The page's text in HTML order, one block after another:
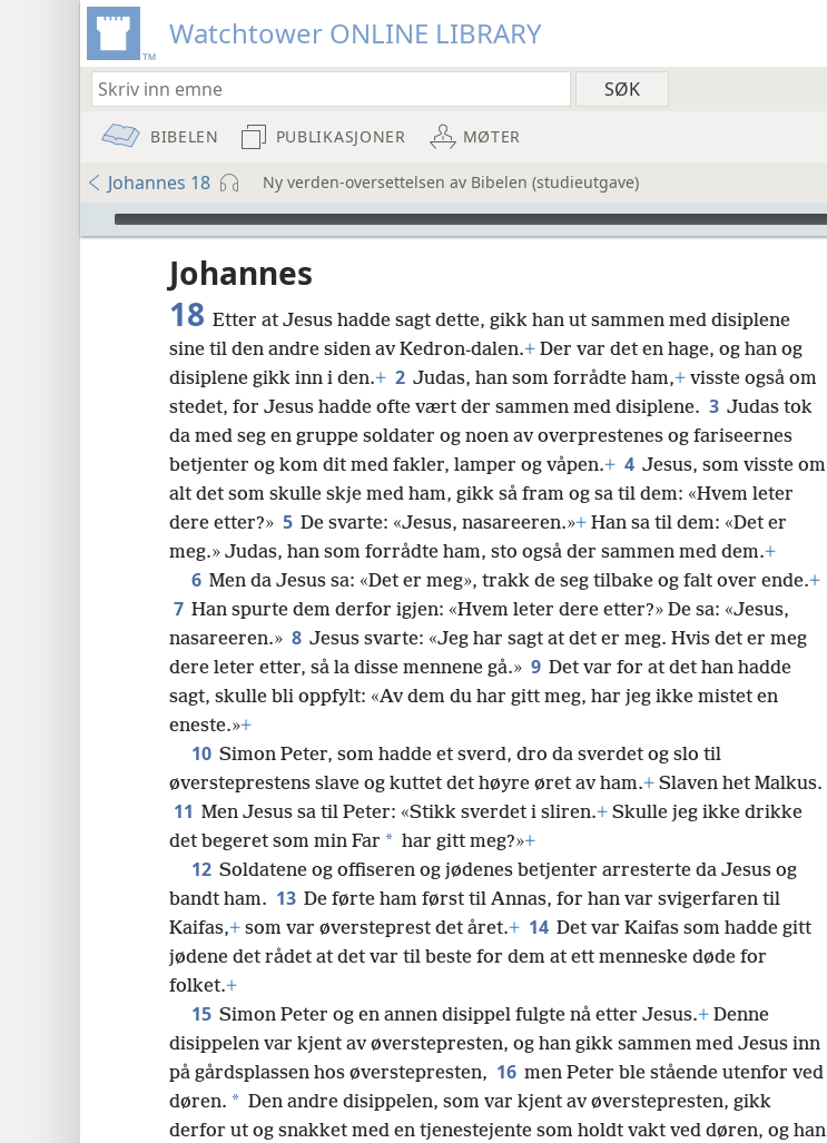
Watchtower ONLINE LIBRARY
BIBELEN PUBLIKASJONER MØTER
Johannes 18 Ny verden-oversettelsen av Bibelen (studieutgave)
Audio Player
Johannes
18 Etter at Jesus hadde sagt dette, gikk han ut sammen med disiplene
sine til den andre siden av Kedron-dalen.+ Der var det en hage, og han og
disiplene gikk inn i den.+ 2 Judas, han som forrådte ham,+ visste også om
stedet, for Jesus hadde ofte vært der sammen med disiplene. 3 Judas tok
da med seg en gruppe soldater og noen av overprestenes og fariseernes
betjenter og kom dit med fakler, lamper og våpen.+ 4 Jesus, som visste om
alt det som skulle skje med ham, gikk så fram og sa til dem: «Hvem leter
dere etter?» 5 De svarte: «Jesus, nasareeren.»+ Han sa til dem: «Det er
meg.» Judas, han som forrådte ham, sto også der sammen med dem.+
6 Men da Jesus sa: «Det er meg», trakk de seg tilbake og falt over ende.+
7 Han spurte dem derfor igjen: «Hvem leter dere etter?» De sa: «Jesus,
nasareeren.» 8 Jesus svarte: «Jeg har sagt at det er meg. Hvis det er meg
dere leter etter, så la disse mennene gå.» 9 Det var for at det han hadde
sagt, skulle bli oppfylt: «Av dem du har gitt meg, har jeg ikke mistet en
eneste.»+
10 Simon Peter, som hadde et sverd, dro da sverdet og slo til
øversteprestens slave og kuttet det høyre øret av ham.+ Slaven het Malkus.
11 Men Jesus sa til Peter: «Stikk sverdet i sliren.+ Skulle jeg ikke drikke
det begeret som min Far * har gitt meg?»+
12 Soldatene og offiseren og jødenes betjenter arresterte da Jesus og
bandt ham. 13 De førte ham først til Annas, for han var svigerfaren til
Kaifas,+ som var øversteprest det året.+ 14 Det var Kaifas som hadde gitt
jødene det rådet at det var til beste for dem at ett menneske døde for
folket.+
15 Simon Peter og en annen disippel fulgte nå etter Jesus.+ Denne
disippelen var kjent av øverstepresten, og han gikk sammen med Jesus inn
på gårdsplassen hos øverstepresten, 16 men Peter ble stående utenfor ved
døren. * Den andre disippelen, som var kjent av øverstepresten, gikk
derfor ut og snakket med en tjenestejente som holdt vakt ved døren, og han